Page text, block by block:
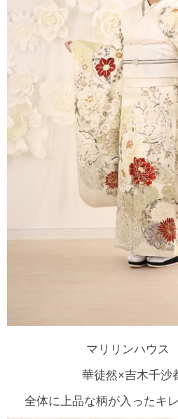
マリリンハウス
華徒然×吉木千沙
全体に上品な柄が入ったキ